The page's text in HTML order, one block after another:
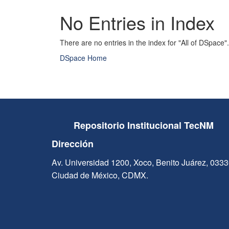
No Entries in Index
There are no entries in the index for "All of DSpace".
DSpace Home
Repositorio Institucional TecNM
Dirección
Av. Universidad 1200, Xoco, Benito Juárez,
Ciudad de México, CDMX.